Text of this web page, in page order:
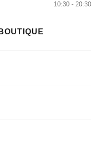
10:30 - 20:30